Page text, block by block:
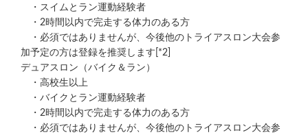
・スイムとラン運動経験者
・2時間以内で完走する体力のある方
・必須ではありませんが、今後他のトライアスロン大会参
加予定の方は登録を推奨します[*2]
デュアスロン（バイク＆ラン）
・高校生以上
・バイクとラン運動経験者
・2時間以内で完走する体力のある方
・必須ではありませんが、今後他のトライアスロン大会参